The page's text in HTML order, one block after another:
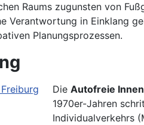
Raums zugunsten von
Verantwortung in Einklang
Planungsprozessen.
Die Autofreie
1970er-Jahren
Individualverkehrs